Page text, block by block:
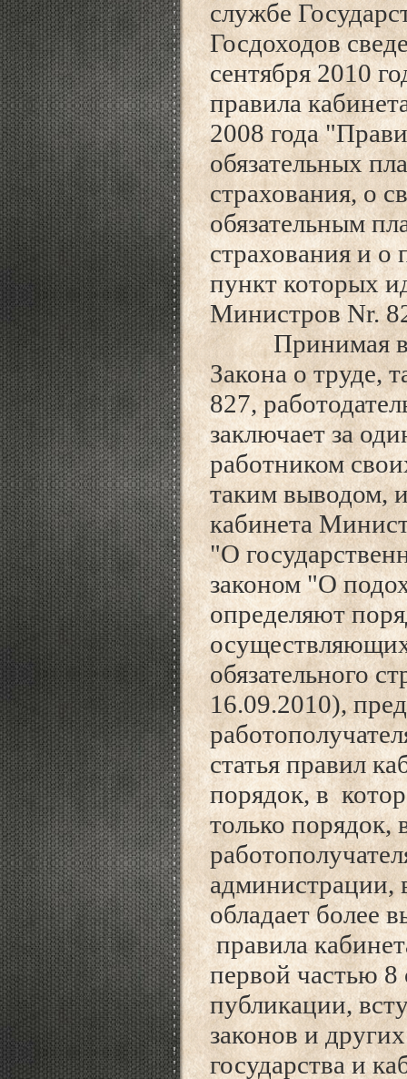
службе
Госдоходов
сентября 2010
правила
2008 года
обязательных
страхования, о
обязательным
страхования и о
пункт которых
Министров Nr.
Принимая во
Закона о труде,
827,
заключает за
работником
таким выводом,
кабинета
"О
законом "О
определяют
осуществляющих
обязательного
16.09.2010),
статья правил
порядок, в
только порядок,
администрации,
обладает более
правила
первой частью 8
публикации,
законов и
государства и